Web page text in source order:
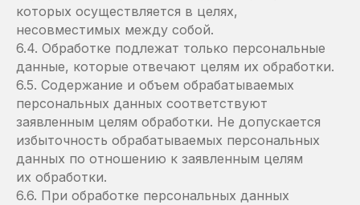
которых осуществляется в целях,
несовместимых между собой.
6.4. Обработке подлежат только персональные
данные, которые отвечают целям их обработки.
6.5. Содержание и объем обрабатываемых
персональных данных соответствуют
заявленным целям обработки. Не допускается
избыточность обрабатываемых персональных
данных по отношению к заявленным целям
их обработки.
6.6. При обработке персональных данных